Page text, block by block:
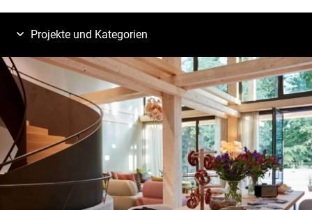
Projekte und Kategorien